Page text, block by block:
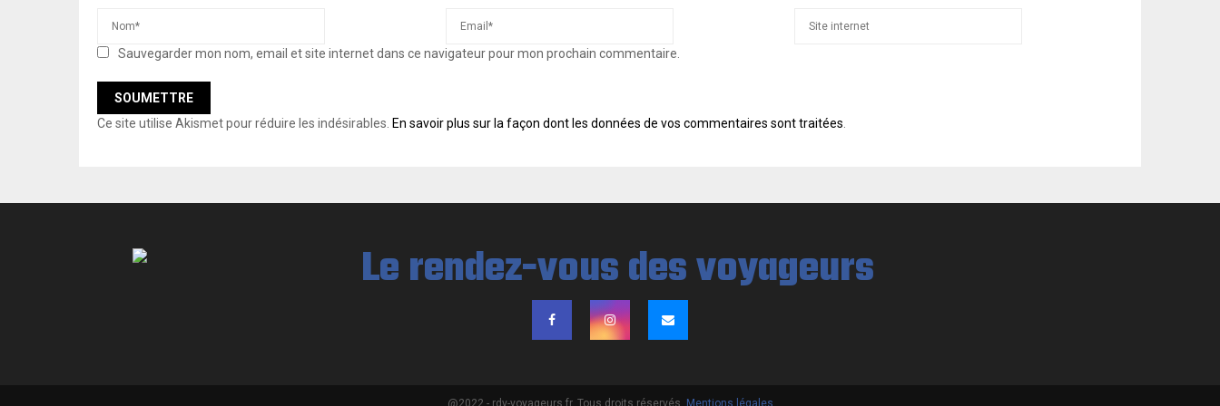
Sauvegarder mon nom, email et site internet dans ce navigateur pour mon prochain commentaire.
Ce site utilise Akismet pour réduire les indésirables. En savoir plus sur la façon dont les données de vos commentaires sont traitées
@2022 - rdv-voyageurs.fr. Tous droits réservés. Mentions légales